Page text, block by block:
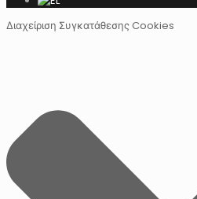
Διαχείριση Συγκατάθεσης Cookies